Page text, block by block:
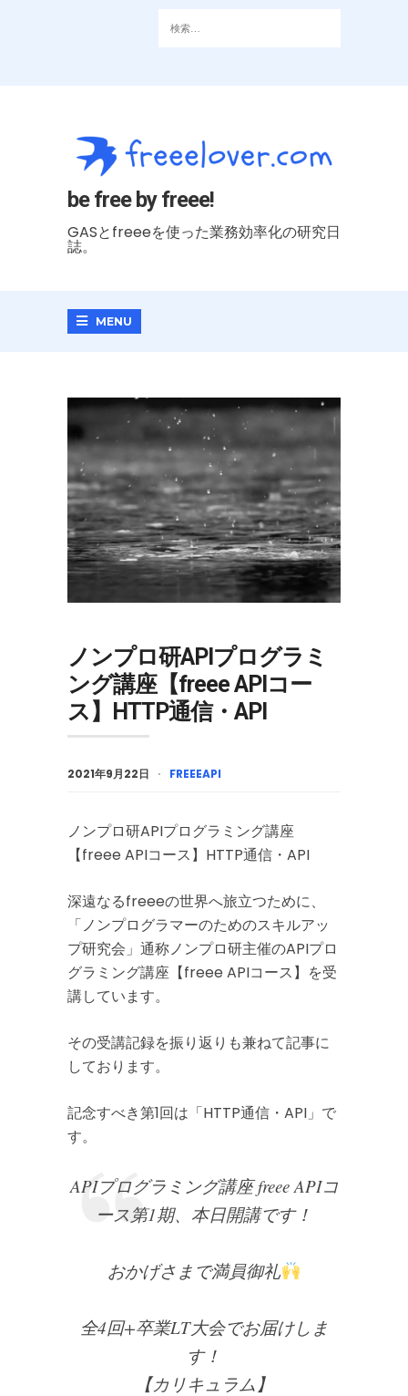
be free by freee!
GASとfreeeを使った業務効率化の研究日
誌。
MENU
ノンプロ研APIプログラミ
ング講座【freee APIコー
ス】HTTP通信・API
2021年9月22日 FREEEAPI
ノンプロ研APIプログラミング講座
【freee APIコース】HTTP通信・API
深遠なるfreeeの世界へ旅立つために、
「ノンプログラマーのためのスキルアッ
プ研究会」通称ノンプロ研主催のAPIプロ
グラミング講座【freee APIコース】を受
講しています。
その受講記録を振り返りも兼ねて記事に
しております。
記念すべき第1回は「HTTP通信・API」で
す。
APIプログラミング講座 freee APIコ
ース第1期、本日開講です！
おかげさまで満員御礼
全4回+卒業LT大会でお届けしま
す！
【カリキュラム】